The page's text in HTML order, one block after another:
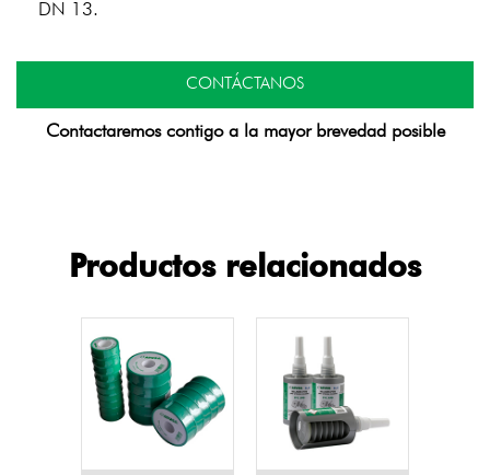
DN 13.
CONTÁCTANOS
Contactaremos contigo a la mayor brevedad posible
Productos relacionados